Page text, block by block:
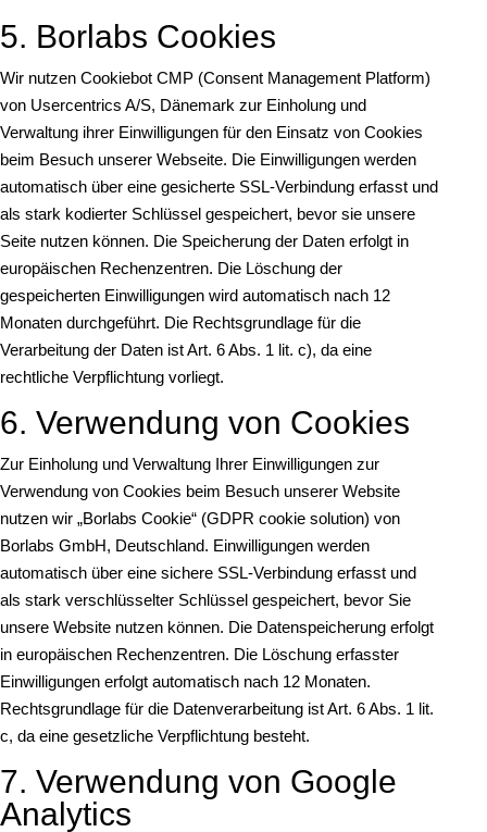
5. Borlabs Cookies
Wir nutzen Cookiebot CMP (Consent Management Platform)
von Usercentrics A/S, Dänemark zur Einholung und
Verwaltung ihrer Einwilligungen für den Einsatz von Cookies
beim Besuch unserer Webseite. Die Einwilligungen werden
automatisch über eine gesicherte SSL-Verbindung erfasst und
als stark kodierter Schlüssel gespeichert, bevor sie unsere
Seite nutzen können. Die Speicherung der Daten erfolgt in
europäischen Rechenzentren. Die Löschung der
gespeicherten Einwilligungen wird automatisch nach 12
Monaten durchgeführt. Die Rechtsgrundlage für die
Verarbeitung der Daten ist Art. 6 Abs. 1 lit. c), da eine
rechtliche Verpflichtung vorliegt.
6. Verwendung von Cookies
Zur Einholung und Verwaltung Ihrer Einwilligungen zur
Verwendung von Cookies beim Besuch unserer Website
nutzen wir „Borlabs Cookie“ (GDPR cookie solution) von
Borlabs GmbH, Deutschland. Einwilligungen werden
automatisch über eine sichere SSL-Verbindung erfasst und
als stark verschlüsselter Schlüssel gespeichert, bevor Sie
unsere Website nutzen können. Die Datenspeicherung erfolgt
in europäischen Rechenzentren. Die Löschung erfasster
Einwilligungen erfolgt automatisch nach 12 Monaten.
Rechtsgrundlage für die Datenverarbeitung ist Art. 6 Abs. 1 lit.
c, da eine gesetzliche Verpflichtung besteht.
7. Verwendung von Google
Analytics